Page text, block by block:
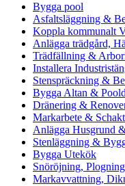
Bygga pool
Asfaltsläggning &
Koppla kommunalt
Anlägga trädgård,
Trädfällning &
Installera
Stenspräckning &
Bygga Altan &
Dränering &
Markarbete &
Anlägga Husgrund
Stenläggning &
Bygga Utekök
Snöröjning,
Markavvattning,